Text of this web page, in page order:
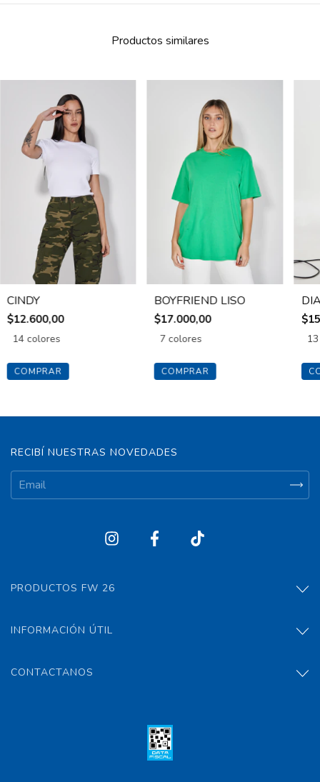
Productos similares
CINDY
$12.600,00
14 colores
COMPRAR
BOYFRIEND LISO
$17.000,00
7 colores
COMPRAR
RECIBÍ NUESTRAS NOVEDADES
PRODUCTOS FW 26
INFORMACIÓN ÚTIL
CONTACTANOS